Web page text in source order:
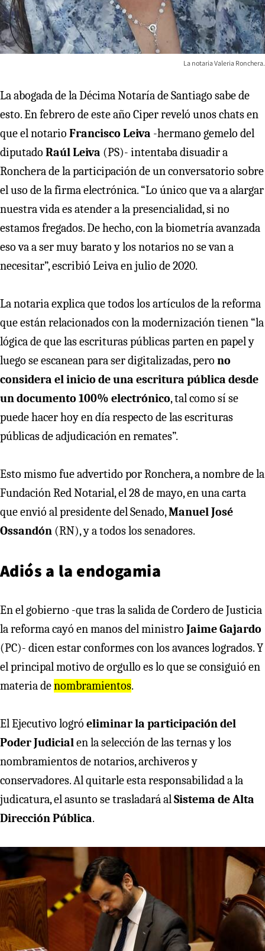
La notaria Valeria Ronchera.
La abogada de la Décima Notaría de Santiago sabe de
esto. En febrero de este año Ciper reveló unos chats en
que el notario Francisco Leiva -hermano gemelo del
diputado Raúl Leiva (PS)- intentaba disuadir a
Ronchera de la participación de un conversatorio sobre
el uso de la firma electrónica. “Lo único que va a alargar
nuestra vida es atender a la presencialidad, si no
estamos fregados. De hecho, con la biometría avanzada
eso va a ser muy barato y los notarios no se van a
necesitar”, escribió Leiva en julio de 2020.
La notaria explica que todos los artículos de la reforma
que están relacionados con la modernización tienen “la
lógica de que las escrituras públicas parten en papel y
luego se escanean para ser digitalizadas, pero no
considera el inicio de una escritura pública desde
un documento 100% electrónico, tal como sí se
puede hacer hoy en día respecto de las escrituras
públicas de adjudicación en remates”.
Esto mismo fue advertido por Ronchera, a nombre de la
Fundación Red Notarial, el 28 de mayo, en una carta
que envió al presidente del Senado,Manuel José
Ossandón (RN), y a todos los senadores.
Adiós a la endogamia
En el gobierno -que tras la salida de Cordero de Justicia
la reforma cayó en manos del ministro Jaime Gajardo
(PC)- dicen estar conformes con los avances logrados. Y
el principal motivo de orgullo es lo que se consiguió en
materia denombramientos.
El Ejecutivo logró eliminar la participación del
Poder Judicialen la selección de las ternas y los
nombramientos de notarios, archiveros y
conservadores. Al quitarle esta responsabilidad a la
judicatura, el asunto se trasladará alSistema de Alta
Dirección Pública.